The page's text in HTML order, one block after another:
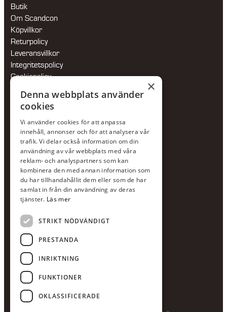
Butik
Om Scandcon
Köpvillkor
Returpolicy
Leveransvillkor
Integritetspolicy
Cookiepolicy
Jour:073-36 88 87 0
Växel:020-120 29 00
E-post:info@scandcon.se
BESÖKSADRESS
Backagårdsgatan 9
511 57 Kinna
UPPGIFTER
Orgnummer
559375-8161
Swishnummer
123-615 05 28
×
Denna webbplats använder
cookies
Vi använder cookies för att anpassa
innehåll, annonser och för att analysera vår
trafik. Vi delar också information om din
användning av vår webbplats med våra
reklam- och analyspartners som kan
kombinera den med annan information som
du har tillhandahållit dem eller som de har
samlat in från din användning av deras
tjänster. Läs mer
STRIKT NÖDVÄNDIGT
PRESTANDA
INRIKTNING
FUNKTIONER
OKLASSIFICERADE